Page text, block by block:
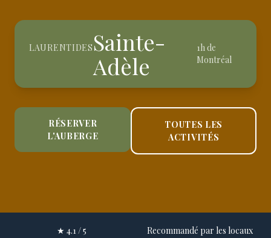
LAURENTIDES Sainte-
Adèle
1h de
Montréal
RÉSERVER
L'AUBERGE
TOUTES LES
ACTIVITÉS
★ 4.1 / 5 Recommandé par les locaux